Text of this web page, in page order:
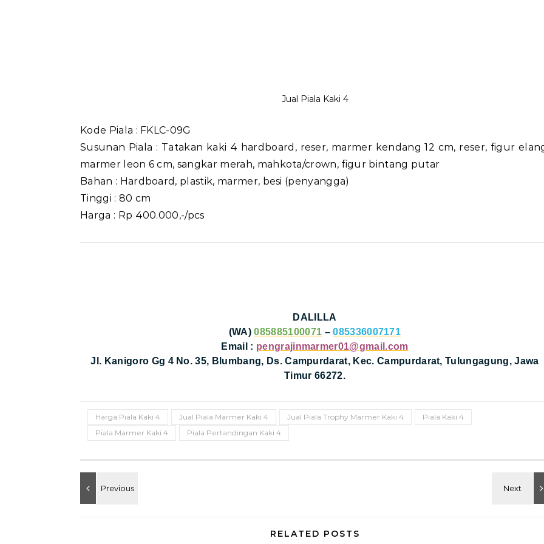
Jual Piala Kaki 4
Kode Piala : FKLC-09G
Susunan Piala : Tatakan kaki 4 hardboard, reser, marmer kendang 12 cm, reser, figur
marmer leon 6 cm, sangkar merah, mahkota/crown, figur bintang putar
Bahan : Hardboard, plastik, marmer, besi (penyangga)
Tinggi : 80 cm
Harga : Rp 400.000,-/pcs
DALILLA
(WA)085885100071 –085336007171
Email : pengrajinmarmer01@gmail.com
Jl. Kanigoro Gg 4 No. 35, Blumbang, Ds. Campurdarat, Kec. Campurdarat, Tulungagung, Jawa
Timur 66272.
Harga Piala Kaki 4 Jual Piala Marmer Kaki 4 Jual Piala Trophy Marmer Kaki 4
Piala Kaki 4
Piala Marmer Kaki 4
Piala Pertandingan Kaki 4
RELATED POSTS